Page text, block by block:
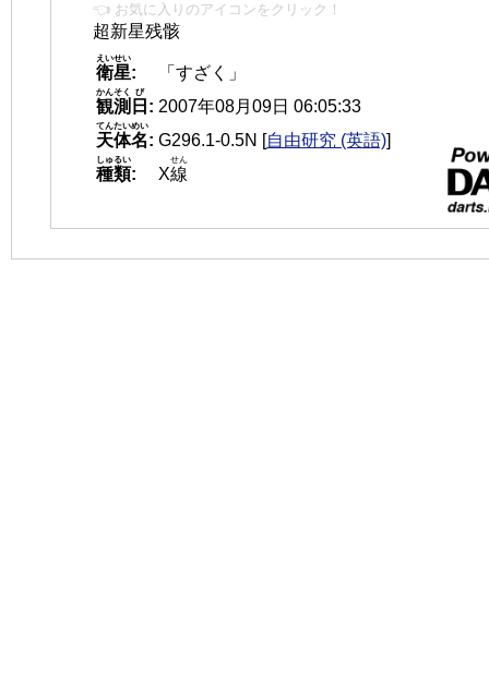
👈 お気に入りのアイコンをクリック！
超新星残骸
衛星
えいせい
:
「すざく」
観測
かんそく
日
び
: 2007年08月09日 06:05:33
天体名
てんたいめい
: G296.1-0.5N [自由研究 (英語)]
種類
しゅるい
: X線
せん